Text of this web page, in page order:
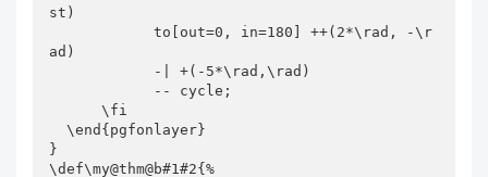
st)
            to[out=0, in=180] ++(2*\rad, -\r
ad)
      \fi
  \end{pgfonlayer}
}
\def\my@thm@b#1#2{%